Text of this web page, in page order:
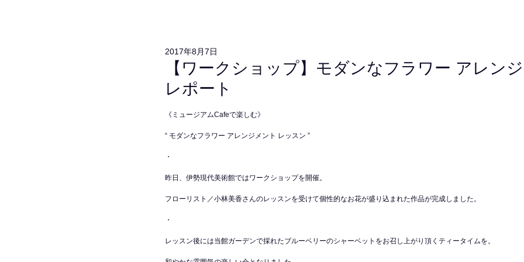
【ワークショップ】モダンなフラワー アレン
レポート
2017年8月7日
《ミュージアムCafeで楽しむ》
“ モダンなフラワー アレンジメント レッスン ”
・
昨日、伊勢現代美術館ではワークショップを開催。
フローリスト／小林美香さんのレッスンを受けて個性的なお花が盛り込まれた作品が完成しました。
・
レッスン後には当館ガーデンで採れたブルーベリーのシャーベットをお召し上がり頂くティータイムを。